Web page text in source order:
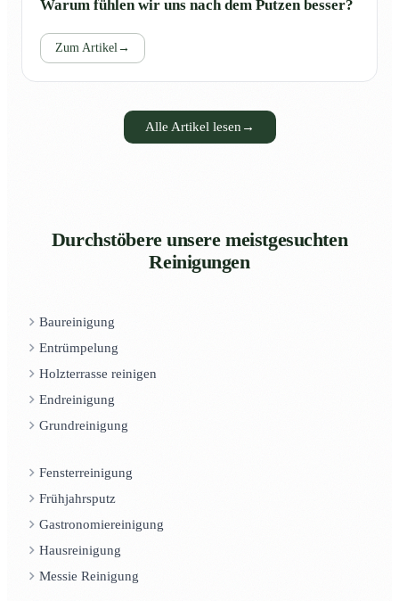
Warum fühlen wir uns nach dem Putzen besser?
Zum Artikel →
Alle Artikel lesen →
Durchstöbere unsere meistgesuchten
Reinigungen
Baureinigung
Entrümpelung
Holzterrasse reinigen
Endreinigung
Grundreinigung
Fensterreinigung
Frühjahrsputz
Gastronomiereinigung
Hausreinigung
Messie Reinigung